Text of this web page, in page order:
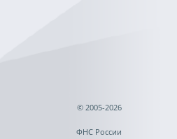
© 2005-2026
ФНС России